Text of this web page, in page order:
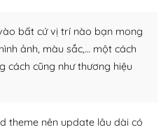
phú. Bạn có thể thỏa
phù hợp cho mục đích
themes
bất cứ vị trí nào bạn mong
ảnh, màu sắc,… một cách
cách cũng như thương hiệu
theme nên update lâu dài có